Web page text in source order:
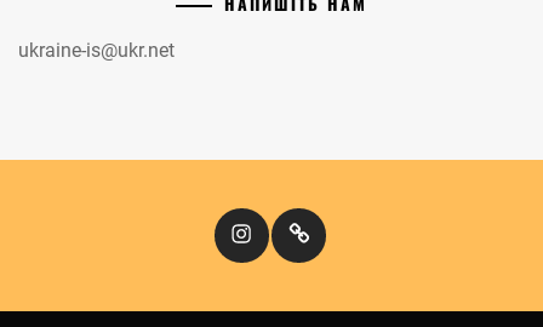
ukraine-is@ukr.net
InstagramКіномандри